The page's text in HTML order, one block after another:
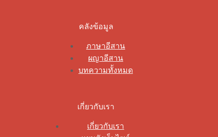
คลังข้อมูล
ภาษาอีสาน
ผญาอีสาน
บทความทั้งหมด
เกี่ยวกับเรา
เกี่ยวกับเรา